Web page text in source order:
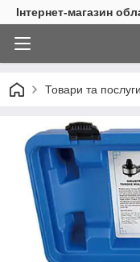
Інтернет-магазин
Товари та послуги